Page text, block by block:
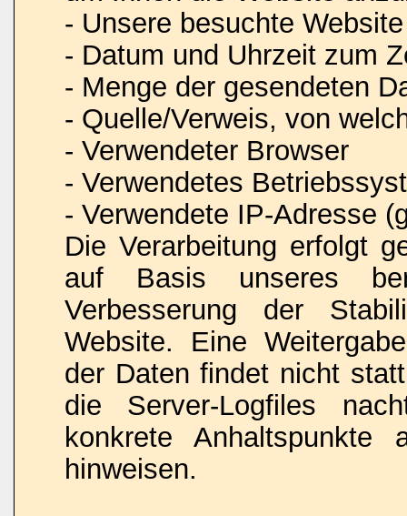
- Unsere besuchte Website
- Datum und Uhrzeit zum
- Menge der gesendeten
- Quelle/Verweis, von
- Verwendeter Browser
- Verwendetes
- Verwendete IP-Adresse
Die Verarbeitung erfolgt
auf Basis unseres
Verbesserung der
Website. Eine
der Daten findet nicht
die Server-Logfiles
konkrete Anhaltspunkte
hinweisen.